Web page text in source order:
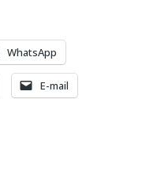
WhatsApp
E-mail